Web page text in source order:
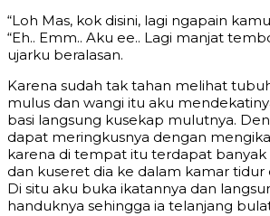
“Loh Mas, kok disini, lagi ngapain kamu
“Eh.. Emm.. Aku ee.. Lagi manjat
ujarku beralasan.
Karena sudah tak tahan melihat
mulus dan wangi itu aku
basi langsung kusekap mulutnya.
dapat meringkusnya dengan
karena di tempat itu terdapat
dan kuseret dia ke dalam kamar tidur
Di situ aku buka ikatannya dan
handuknya sehingga ia telanjang